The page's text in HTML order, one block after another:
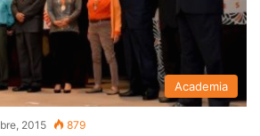
Academia
2015 879